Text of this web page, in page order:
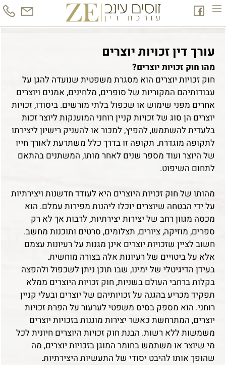
עורך דין זכויות יוצרים
מהו חוק זכויות יוצרים?
חוק זכויות יוצרים הוא מסגרת משפטית שנועדה להגן על
עבודותיהם המקוריות של סופרים, מלחינים, אמנים ויוצרים
אחרים מפני שימוש או שכפול בלתי מורשים. ביסודו, זכויות
יוצרים הן סוג של זכויות קניין רוחני המוענקות ליוצר זכות
בלעדית להשתמש, להפיץ, למכור או להעניק רישיון ליצירתו
לתקופה מוגדרת. תקופה זו בדרך כלל משתרעת לאורך חייו
של היוצר ועוד מספר שנים לאחר מותו, המשתנים בהתאם
לתחום השיפוט.
מהותו של חוק זכויות היוצרים היא לעודד חדשנות ויצירתיות
על ידי הבטחה שיוצרים יוכלו ליהנות מפירות עמלם. הוא
מכסה מגוון רחב של יצירות יצירתיות, לרבות אך לא רק
ספרים, מוזיקה, ציורים, תצלומים, סרטים ותוכנות מחשב.
חשוב לציין שזכויות יוצרים אינן מגנות על רעיונות עצמם
אלא על ביטויים של רעיונות אלה בצורה מוחשית.
בעידן הדיגיטלי של ימינו, שבו תוכן ניתן לשכפול ולהפצה
בקלות ברחבי העולם בשניות, חוק זכויות היוצרים ממלא
תפקיד מכריע בהגנה על זכויותיהם של יוצרים ובעלי קניין
רוחני. הוא מספק בסיס משפטי לערעור על הפרת זכויות
יוצרים, המתרחשת כאשר יצירות מוגנות בזכויות יוצרים
משמשות ללא רשות. הבנת חוק זכויות היוצרים חיונית לכל
מי שיוצר או משתמש בחומר המוגן בזכויות יוצרים, מה
שהופך אותו להיבט יסודי של התעשיות היצירתיות.